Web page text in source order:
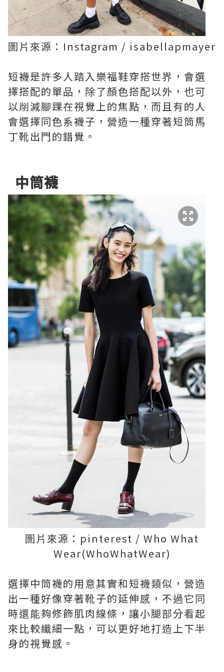
圖片來源：Instagram / isabellapmayer
短襪是許多人踏入樂福鞋穿搭世界，會選
擇搭配的單品，除了顏色搭配以外，也可
以削減腳踝在視覺上的焦點，而且有的人
會選擇同色系襪子，營造一種穿著短筒馬
丁靴出門的錯覺。
中筒襪
圖片來源：pinterest / Who What
Wear(WhoWhatWear)
選擇中筒襪的用意其實和短襪類似，營造
出一種好像穿著靴子的延伸感，不過它同
時還能夠修飾肌肉線條，讓小腿部分看起
來比較纖細一點，可以更好地打造上下半
身的視覺感。